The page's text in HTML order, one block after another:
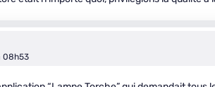
08h53